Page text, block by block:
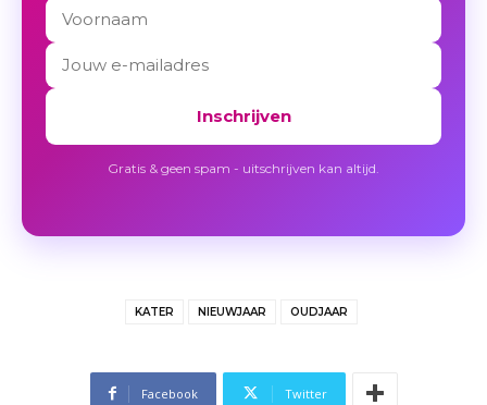
Inschrijven
Gratis & geen spam - uitschrijven kan altijd.
KATER NIEUWJAAR OUDJAAR
Facebook Twitter